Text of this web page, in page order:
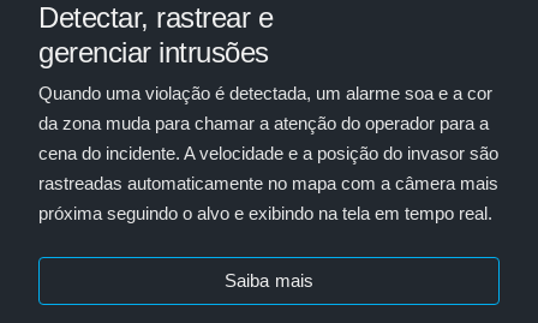
Detectar, rastrear e
gerenciar intrusões
Quando uma violação é detectada, um alarme soa e a cor
da zona muda para chamar a atenção do operador para a
cena do incidente. A velocidade e a posição do invasor são
rastreadas automaticamente no mapa com a câmera mais
próxima seguindo o alvo e exibindo na tela em tempo real.
Saiba mais